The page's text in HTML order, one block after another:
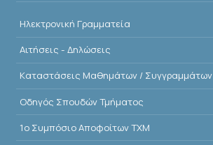
Ηλεκτρονική Γραμματεία
Αιτήσεις - Δηλώσεις
Kαταστάσεις Μαθημάτων / Συγγραμμάτων
Οδηγός Σπουδών Τμήματος
1o Συμπόσιο Αποφοίτων ΤΧΜ